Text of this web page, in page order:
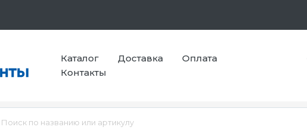
Каталог Доставка
Оплата
Контакты